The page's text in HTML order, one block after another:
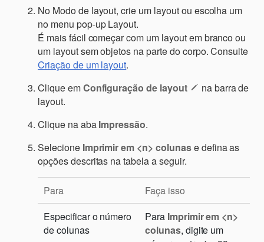
No Modo de layout, crie um layout ou escolha um
no menu pop-up Layout.
É mais fácil começar com um layout em branco ou
um layout sem objetos na parte do corpo. Consulte
Criação de um layout.
Clique emConfiguração de layout
na barra de
layout.
Clique na abaImpressão.
Selecione Imprimir em <n> colunase defina as
opções descritas na tabela a seguir.
Para
Faça isso
Especificar o número
de colunas
Para Imprimir em <n>
colunas, digite um